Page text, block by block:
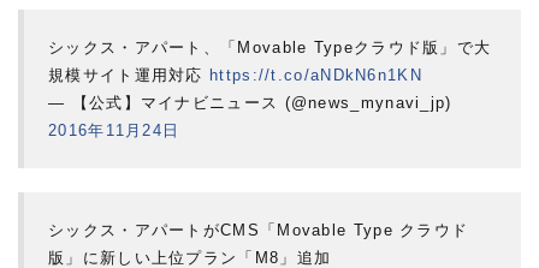
シックス・アパート、「Movable Typeクラウド版」で大
規模サイト運用対応 https://t.co/aNDkN6n1KN
— 【公式】マイナビニュース (@news_mynavi_jp)
2016年11月24日
シックス・アパートがCMS「Movable Type クラウド
版」に新しい上位プラン「M8」追加